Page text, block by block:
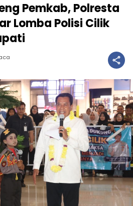
Pemkab, Polresta
Lomba Polisi Cilik